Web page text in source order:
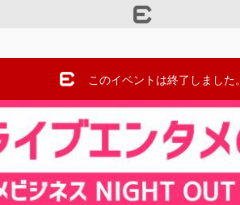
このイベントは終了しました。